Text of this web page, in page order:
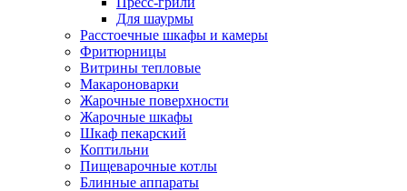
Для шаурмы
Расстоечные шкафы и камеры
Фритюрницы
Витрины тепловые
Макароноварки
Жарочные поверхности
Жарочные шкафы
Шкаф пекарский
Коптильни
Пищеварочные котлы
Блинные аппараты